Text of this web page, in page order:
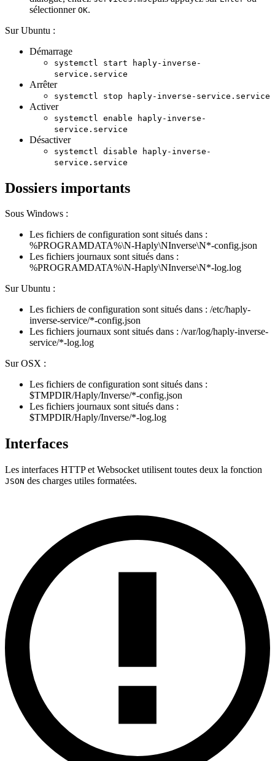
sélectionner OK.
Sur Ubuntu :
Démarrage
systemctl start haply-inverse-
service.service
Arrêter
systemctl stop haply-inverse-service.service
Activer
systemctl enable haply-inverse-
service.service
Désactiver
systemctl disable haply-inverse-
service.service
Dossiers importants
Sous Windows :
Les fichiers de configuration sont situés dans :
%PROGRAMDATA%\N-Haply\NInverse\N*-config.json
Les fichiers journaux sont situés dans :
%PROGRAMDATA%\N-Haply\NInverse\N*-log.log
Sur Ubuntu :
Les fichiers de configuration sont situés dans : /etc/haply-
inverse-service/*-config.json
Les fichiers journaux sont situés dans : /var/log/haply-inverse-
service/*-log.log
Sur OSX :
Les fichiers de configuration sont situés dans :
$TMPDIR/Haply/Inverse/*-config.json
Les fichiers journaux sont situés dans :
$TMPDIR/Haply/Inverse/*-log.log
Interfaces
Les interfaces HTTP et Websocket utilisent toutes deux la fonction
JSON des charges utiles formatées.